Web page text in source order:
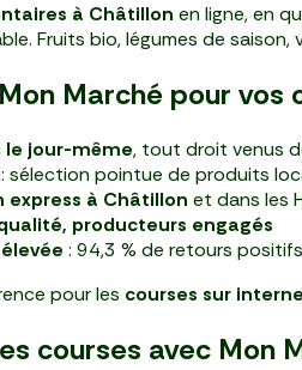
à Châtillon en ligne, en
Fruits bio, légumes de
Marché pour vos
le jour-même, tout droit venus
: sélection pointue de produits
express à Châtillon et dans les
producteurs engagés
: 94,3 % de retours positifs
pour les courses sur
courses avec Mon